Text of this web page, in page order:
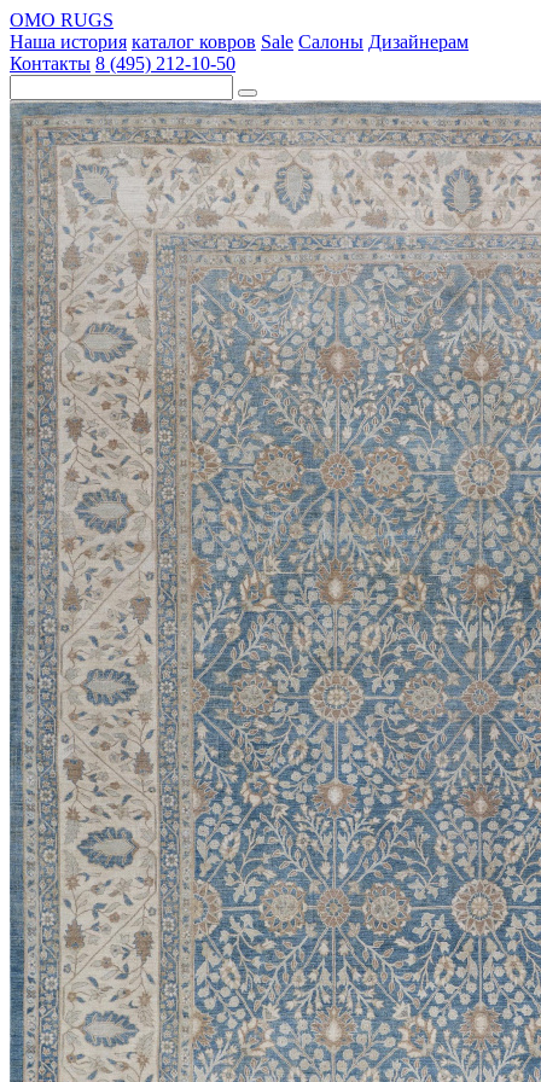
OMO RUGS
Наша история каталог ковров Sale Салоны Дизайнерам
Контакты 8 (495) 212-10-50